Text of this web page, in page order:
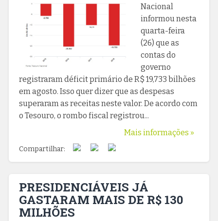
Nacional
informou nesta
quarta-feira
(26) que as
contas do
governo
registraram déficit primário de R$ 19,733 bilhões
em agosto. Isso quer dizer que as despesas
superaram as receitas neste valor. De acordo com
o Tesouro, o rombo fiscal registrou...
Mais informações »
Compartilhar:
PRESIDENCIÁVEIS JÁ
GASTARAM MAIS DE R$ 130
MILHÕES